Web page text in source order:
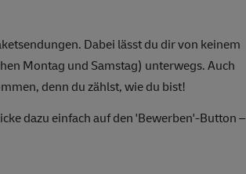
Dabei lässt du dir von keinem
Montag und Samstag) unterwegs. Auch
denn du zählst, wie du bist!
dazu einfach auf den 'Bewerben'-Button –